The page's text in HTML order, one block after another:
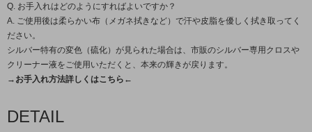
Q. お手入れはどのようにすればよいですか？
A. ご使用後は柔らかい布（メガネ拭きなど）で汗や皮脂を優しく拭き取ってく
ださい。
シルバー特有の変色（硫化）が見られた場合は、市販のシルバー専用クロスや
クリーナー液をご使用いただくと、本来の輝きが戻ります。
→お手入れ方法詳しくはこちら←
DETAIL